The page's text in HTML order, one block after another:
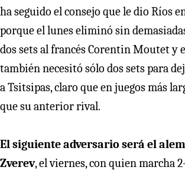
ha seguido el consejo que le dio Ríos
porque el lunes eliminó sin
dos sets al francés Corentin Moutet y
también necesitó sólo dos sets para
a Tsitsipas, claro que en juegos más
que su anterior rival.
El siguiente adversario será el
Zverev, el viernes, con quien marcha